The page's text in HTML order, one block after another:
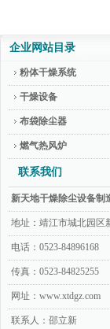
企业网站目录
粉体干燥系统
干燥设备
布袋除尘器
燃气热风炉
联系我们
新天地干燥除尘设备制
地址：靖江市城北园区
电话：0523-84896168
传真：0523-84825255
网址：www.xtdgz.com
联系人：邵立新